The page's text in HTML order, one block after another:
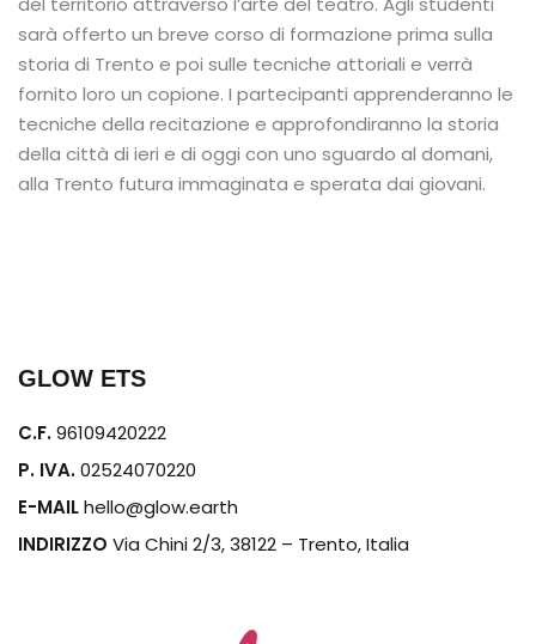
sarà offerto un breve corso di formazione prima sulla
storia di Trento e poi sulle tecniche attoriali e verrà
fornito loro un copione. I partecipanti apprenderanno le
tecniche della recitazione e approfondiranno la storia
della città di ieri e di oggi con uno sguardo al domani,
alla Trento futura immaginata e sperata dai giovani.
GLOW ETS
C.F.96109420222
P. IVA.02524070220
E-MAILhello@glow.earth
INDIRIZZO Via Chini 2/3, 38122 – Trento, Italia